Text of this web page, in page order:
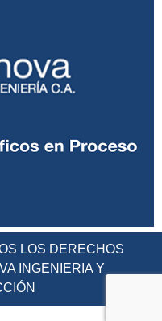
LOS DERECHOS
INGENIERIA Y